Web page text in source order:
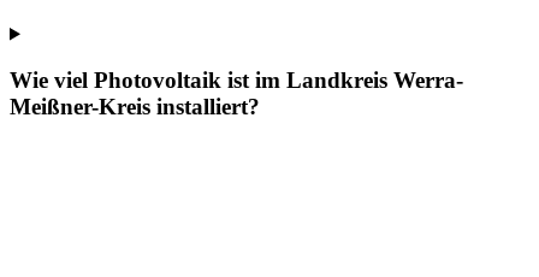
Wie viel Photovoltaik ist im Landkreis Werra-
Meißner-Kreis installiert?